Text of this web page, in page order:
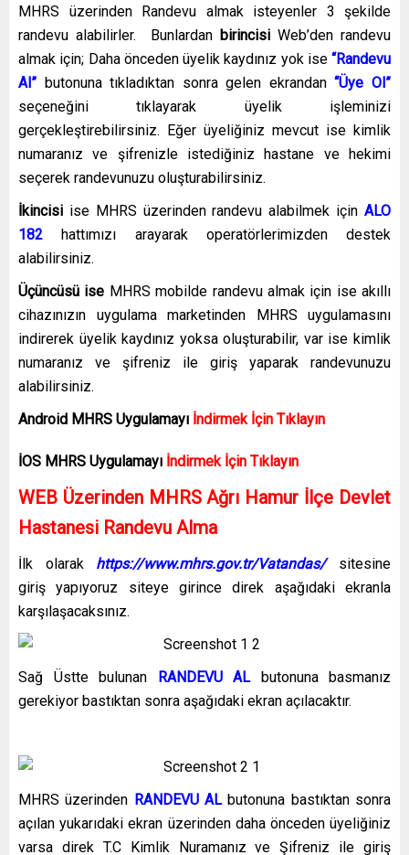
MHRS üzerinden Randevu almak isteyenler 3 şekilde
randevu alabilirler. Bunlardan birincisi Web’den randevu
almak için; Daha önceden üyelik kaydınız yok ise “Randevu
Al” butonuna tıkladıktan sonra gelen ekrandan“Üye Ol”
seçeneğini tıklayarak üyelik işleminizi
gerçekleştirebilirsiniz. Eğer üyeliğiniz mevcut ise kimlik
numaranız ve şifrenizle istediğiniz hastane ve hekimi
seçerek randevunuzu oluşturabilirsiniz.
İkincisi ise MHRS üzerinden randevu alabilmek için ALO
182 hattımızı arayarak operatörlerimizden destek
alabilirsiniz.
Üçüncüsü ise MHRS mobilde randevu almak için ise akıllı
cihazınızın uygulama marketinden MHRS uygulamasını
indirerek üyelik kaydınız yoksa oluşturabilir, var ise kimlik
numaranız ve şifreniz ile giriş yaparak randevunuzu
alabilirsiniz.
Android MHRS Uygulamayı İndirmek İçin Tıklayın
İOS MHRS Uygulamayı İndirmek İçin Tıklayın
WEB Üzerinden MHRS Ağrı Hamur İlçe Devlet
Hastanesi Randevu Alma
İlk olarak https://www.mhrs.gov.tr/Vatandas/ sitesine
giriş yapıyoruz siteye girince direk aşağıdaki ekranla
karşılaşacaksınız.
Sağ Üstte bulunan RANDEVU ALbutonuna basmanız
gerekiyor bastıktan sonra aşağıdaki ekran açılacaktır.
MHRS üzerinden RANDEVU ALbutonuna bastıktan sonra
açılan yukarıdaki ekran üzerinden daha önceden üyeliğiniz
varsa direk T.C Kimlik Nuramanız ve Şifreniz ile giriş